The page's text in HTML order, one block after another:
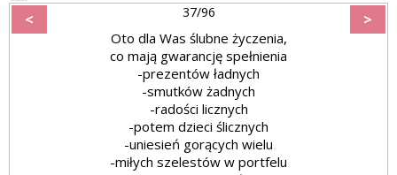
< 37/96 >
Oto dla Was ślubne życzenia,
co mają gwarancję spełnienia
-prezentów ładnych
-smutków żadnych
-radości licznych
-potem dzieci ślicznych
-uniesień gorących wielu
-miłych szelestów w portfelu